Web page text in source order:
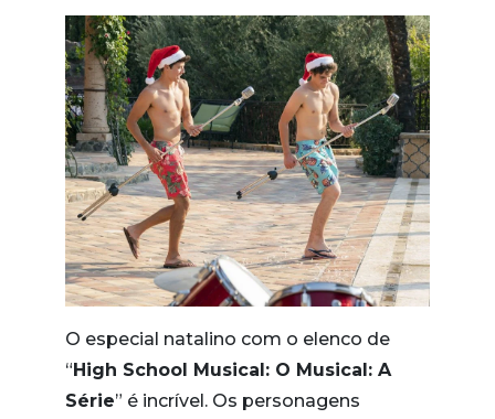
O especial natalino com o elenco de
“High School Musical: O Musical: A
Série” é incrível. Os personagens